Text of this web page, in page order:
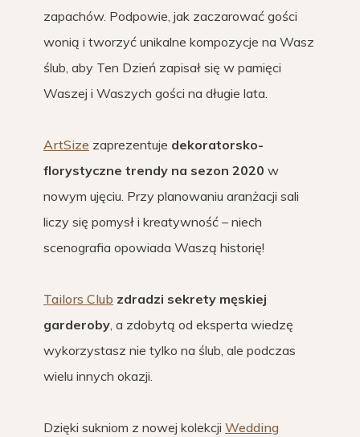
zapachów. Podpowie, jak zaczarować gości
wonią i tworzyć unikalne kompozycje na Wasz
ślub, aby Ten Dzień zapisał się w pamięci
Waszej i Waszych gości na długie lata.
ArtSize zaprezentuje dekoratorsko-
florystyczne trendy na sezon 2020 w
nowym ujęciu. Przy planowaniu aranżacji sali
liczy się pomysł i kreatywność – niech
scenografia opowiada Waszą historię!
Tailors Club zdradzi sekrety męskiej
garderoby, a zdobytą od eksperta wiedzę
wykorzystasz nie tylko na ślub, ale podczas
wielu innych okazji.
Dzięki sukniom z nowej kolekcji Wedding